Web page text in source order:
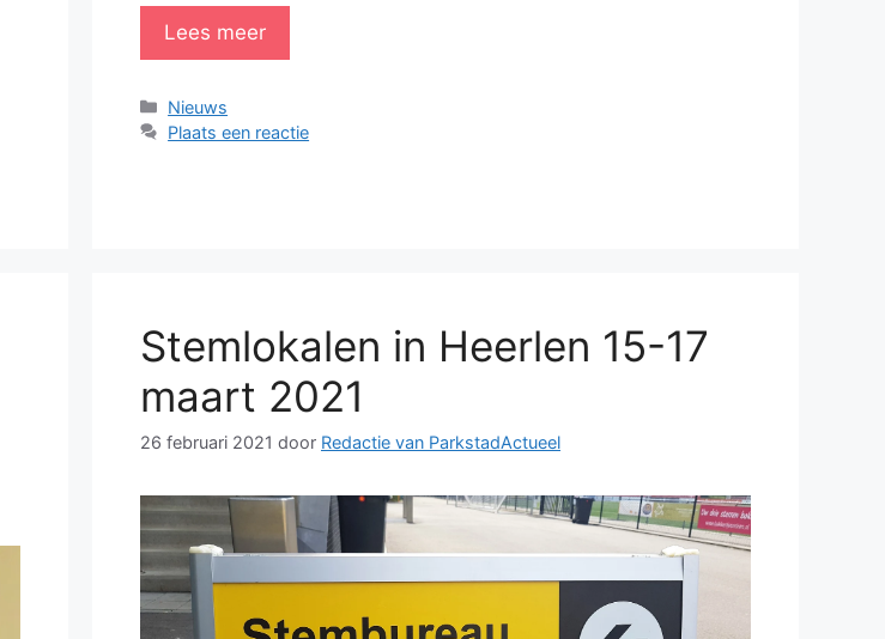
Lees meer
Categorieën
Nieuws
Plaats een reactie
Stemlokalen in Heerlen 15-17
maart 2021
26 februari 2021 door Redactie van ParkstadActueel